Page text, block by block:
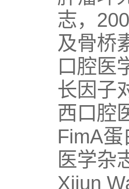
志，
及骨桥
口腔医
长因子
西口腔
FimA
医学杂
Xijun